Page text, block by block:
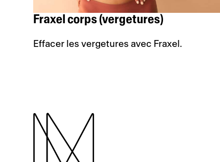
Fraxel corps (vergetures)
Effacer les vergetures avec Fraxel.